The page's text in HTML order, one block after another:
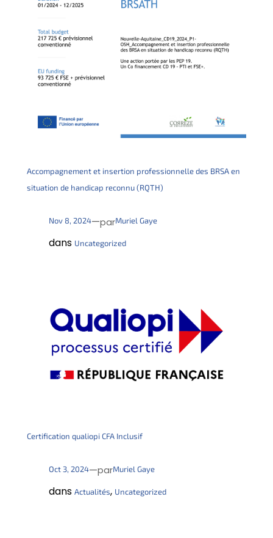
Accompagnement et insertion professionnelle des BRSA en
situation de handicap reconnu (RQTH)
Nov 8, 2024—parMuriel Gaye
dans Uncategorized
Certification qualiopi CFA Inclusif
Oct 3, 2024—parMuriel Gaye
dans Actualités, Uncategorized